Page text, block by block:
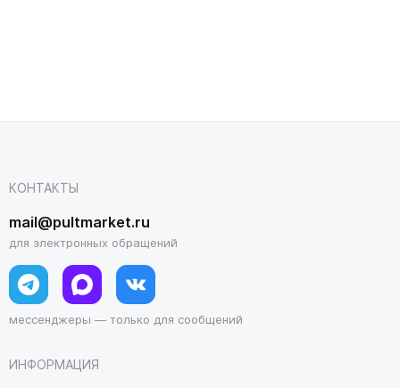
ИНФОРМАЦИЯ
КОНТАКТЫ
mail@pultmarket.ru
для электронных обращений
мессенджеры — только для сообщений